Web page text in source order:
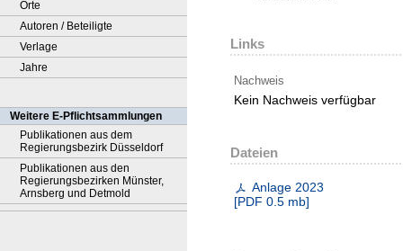
Orte
Autoren / Beteiligte
Verlage
Jahre
Weitere E-Pflichtsammlungen
Publikationen aus dem
Regierungsbezirk Düsseldorf
Publikationen aus den
Regierungsbezirken Münster,
Arnsberg und Detmold
Links
Nachweis
Kein Nachweis verfügbar
Dateien
Anlage 2023
[PDF 0.5 mb]